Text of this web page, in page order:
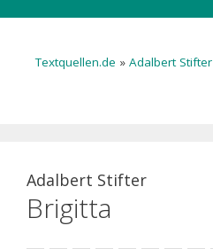
Textquellen.de » Adalbert Stifter
Adalbert Stifter
Brigitta